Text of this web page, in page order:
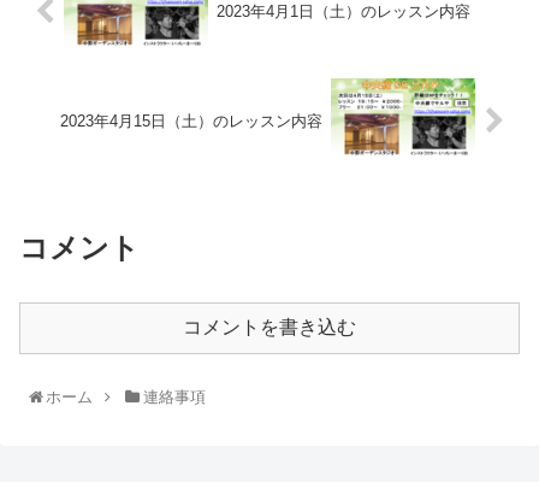
2023年4月1日（土）のレッスン内容
2023年4月15日（土）のレッスン内容
コメント
コメントを書き込む
ホーム 連絡事項